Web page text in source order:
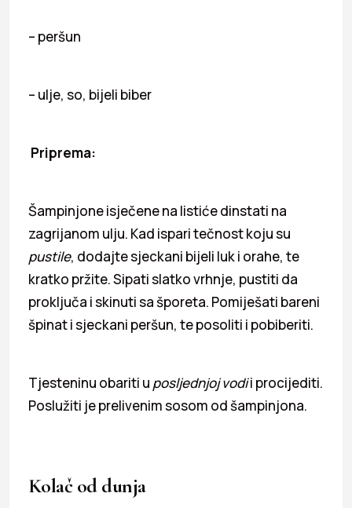
– peršun
– ulje, so, bijeli biber
Priprema:
Šampinjone isječene na listiće dinstati na
zagrijanom ulju. Kad ispari tečnost koju su
pustile, dodajte sjeckani bijeli luk i orahe, te
kratko pržite. Sipati slatko vrhnje, pustiti da
proključa i skinuti sa šporeta. Pomiješati bareni
špinat i sjeckani peršun, te posoliti i pobiberiti.
Tjesteninu obariti u posljednjoj vodii procijediti.
Poslužiti je prelivenim sosom od šampinjona.
Kolač od dunja